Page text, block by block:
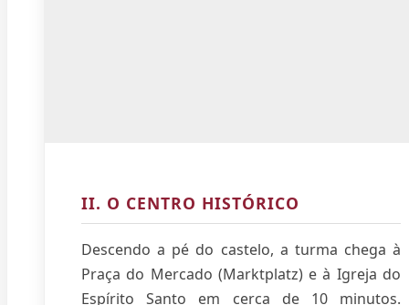
II. O CENTRO HISTÓRICO
Descendo a pé do castelo, a turma chega à
Praça do Mercado (Marktplatz) e à Igreja do
Espírito Santo em cerca de 10 minutos.